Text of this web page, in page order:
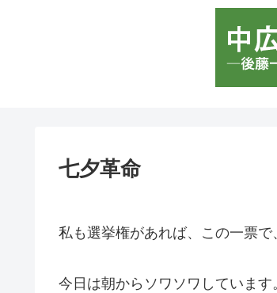
七夕革命
私も選挙権があれば、この一票
今日は朝からソワソワしています